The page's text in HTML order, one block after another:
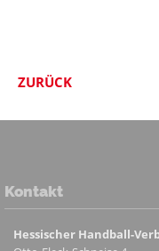
ZURÜCK
Kontakt
Hessischer Handball-